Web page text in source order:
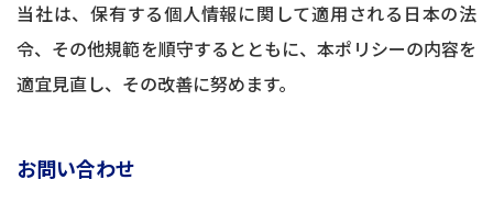
当社は、保有する個人情報に関して適用される日本の法
令、その他規範を順守するとともに、本ポリシーの内容を
適宜見直し、その改善に努めます。
お問い合わせ